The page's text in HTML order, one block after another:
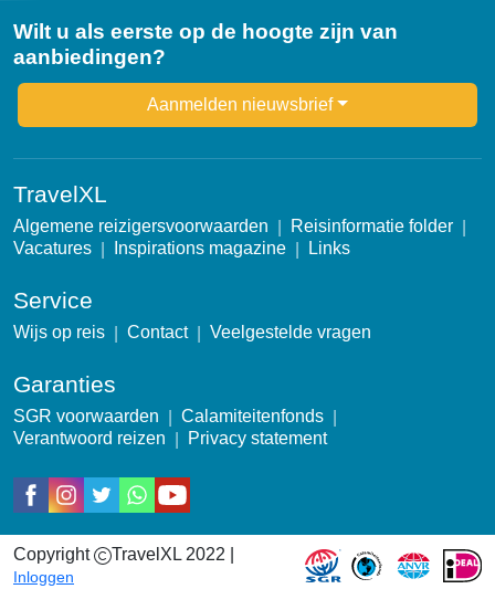
Wilt u als eerste op de hoogte zijn van
aanbiedingen?
Newsletter Aanmelden nieuwsbrief
TravelXL
Algemene reizigersvoorwaarden
Reisinformatie folder
Vacatures
Inspirations magazine Links
Service
Wijs op reis Contact Veelgestelde vragen
Garanties
SGR voorwaarden
Calamiteitenfonds
Verantwoord reizen
Privacy statement
Social
Copyright TravelXL 2022 |
Inloggen
Garantie icons